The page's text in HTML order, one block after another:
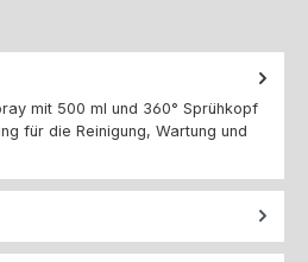
mit 500 ml und 360° Sprühkopf
für die Reinigung, Wartung und